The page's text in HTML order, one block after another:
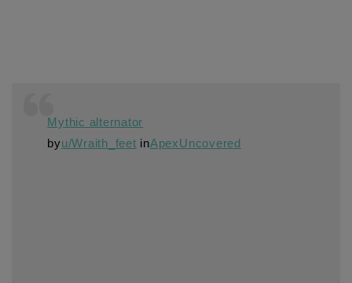
Mythic alternator
byu/Wraith_feet inApexUncovered